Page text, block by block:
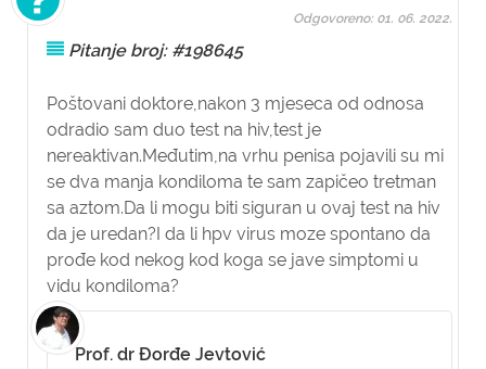
Pitanje broj: #198645
Poštovani doktore,nakon 3 mjeseca od odnosa
odradio sam duo test na hiv,test je
nereaktivan.Međutim,na vrhu penisa pojavili su mi
se dva manja kondiloma te sam zapičeo tretman
sa aztom.Da li mogu biti siguran u ovaj test na hiv
da je uredan?I da li hpv virus moze spontano da
prođe kod nekog kod koga se jave simptomi u
vidu kondiloma?
Odgovoreno: 01. 06. 2022.
Prof. dr Đorđe Jevtović